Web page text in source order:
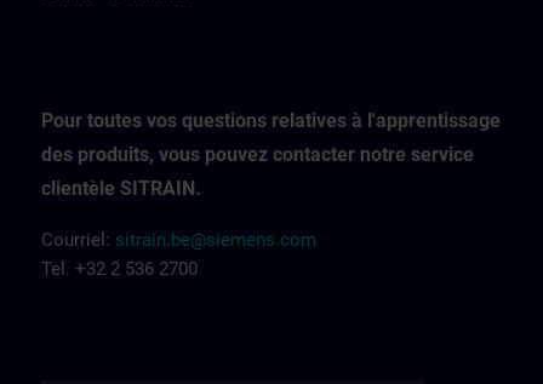
Pour toutes vos questions relatives à l'apprentissage
des produits, vous pouvez contacter notre service
clientèle SITRAIN.
Courriel: sitrain.be@siemens.com
Tel. +32 2 536 2700